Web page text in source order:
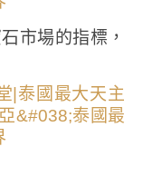
市場的指標，